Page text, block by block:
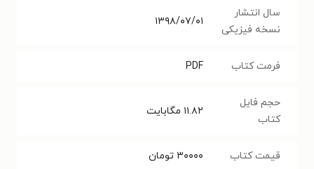
سال انتشار
نسخه فیزیکی
۱۳۹۸/۰۷/۰۱
فرمت کتاب PDF
حجم فایل
کتاب
۱۱.۸۲ مگابایت
قیمت کتاب ۳۰۰۰۰ تومان